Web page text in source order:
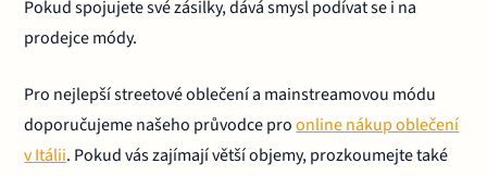
Pokud spojujete své zásilky, dává smysl podívat se i na
prodejce módy.
Pro nejlepší streetové oblečení a mainstreamovou módu
doporučujeme našeho průvodce proonline nákup oblečení
v Itálii. Pokud vás zajímají větší objemy, prozkoumejte také